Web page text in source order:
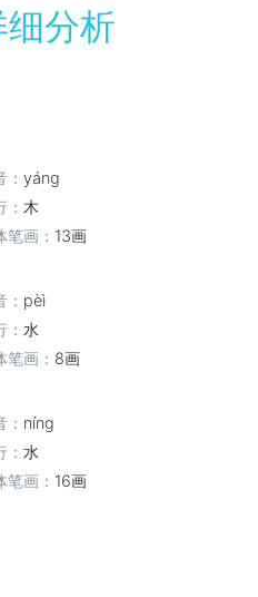
分析
： yáng
： 木
笔画： 13画
： pèì
： 水
笔画： 8画
： níng
： 水
笔画： 16画